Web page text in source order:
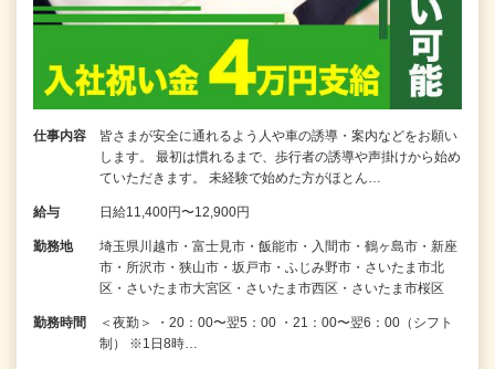
仕事内容
皆さまが安全に通れるよう人や車の誘導・案内などをお願い
します。 最初は慣れるまで、歩行者の誘導や声掛けから始め
ていただきます。 未経験で始めた方がほとん…
給与 日給11,400円〜12,900円
勤務地
埼玉県川越市・富士見市・飯能市・入間市・鶴ヶ島市・新座
市・所沢市・狭山市・坂戸市・ふじみ野市・さいたま市北
区・さいたま市大宮区・さいたま市西区・さいたま市桜区
勤務時間
＜夜勤＞ ・20：00〜翌5：00 ・21：00〜翌6：00（シフト
制） ※1日8時…